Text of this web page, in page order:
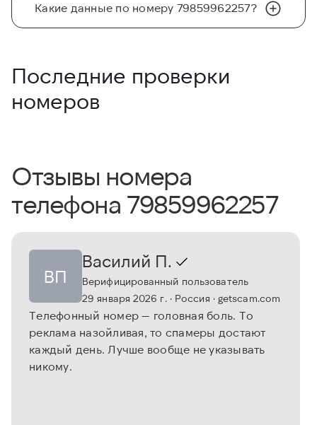
Какие данные по номеру 79859962257?
Последние проверки
номеров
Отзывы номера
телефона 79859962257
ВП
Василий П.
Верифицированный пользователь
29 января 2026 г.· Россия · getscam.com
Телефонный номер — головная боль. То
реклама назойливая, то спамеры достают
каждый день. Лучше вообще не указывать
никому.